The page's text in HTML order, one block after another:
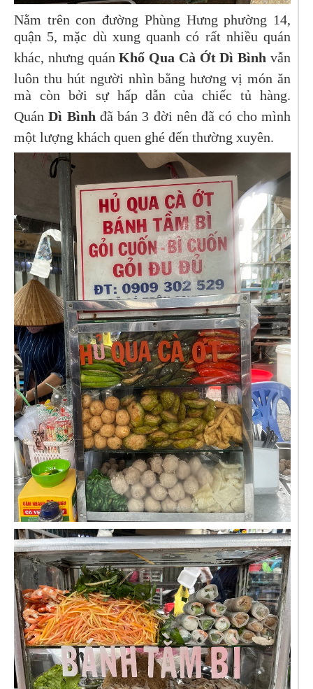
Nằm trên con đường Phùng Hưng phường 14,
quận 5, mặc dù xung quanh có rất nhiều quán
khác, nhưng quánKhổ Qua Cà Ớt Dì Bìnhvẫn
luôn thu hút người nhìn bằng hương vị món ăn
mà còn bởi sự hấp dẫn của chiếc tủ hàng.
QuánDì Bình đã bán 3 đời nên đã có cho mình
một lượng khách quen ghé đến thường xuyên.